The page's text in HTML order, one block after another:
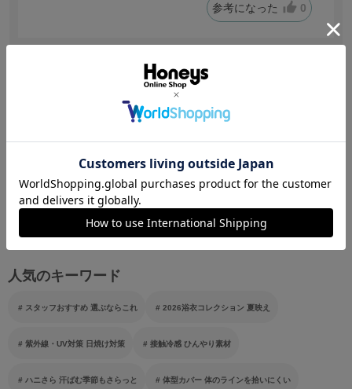
参考になった 0
※レビューの投稿はこの商品をご購入されたお客様に限らせて
いただいております。
この商品をシェア
人気のキーワード
スタッフおすすめ 選ぶならこれ 2026浴衣コレクション 夏映え
紫外線・UV対策 日焼け対策 接触冷感 ひんやり素材
ハニさら 汗ばむ季節もさらっと 体型カバー 体のラインを拾いにくい